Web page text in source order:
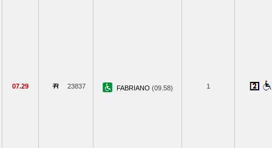
07.29 23837 FABRIANO (09.58) 1